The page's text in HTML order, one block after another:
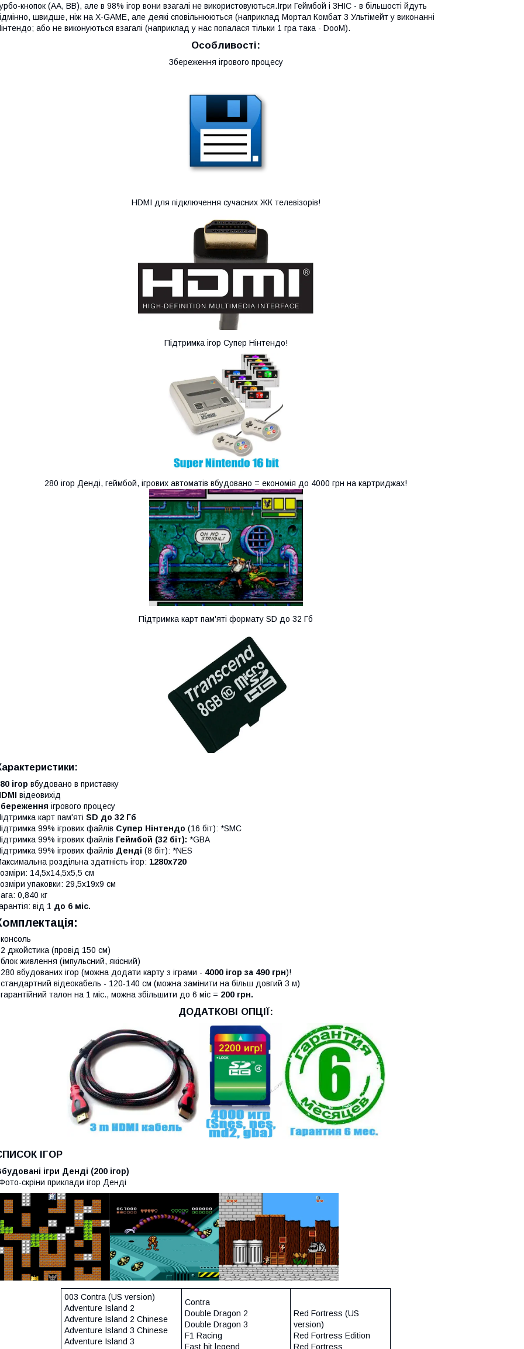
кнопок (АА, ВВ), але в 98% ігор вони взагалі не використовуються.Ігри Геймбой і ЗНІС - в більшості йдуть
швидше, ніж на X-GAME, але деякі сповільнюються (наприклад Мортал Комбат 3 Ультімейт у виконанні
або не виконуються взагалі (наприклад у нас попалася тільки 1 гра така - DooM).
Особливості:
Збереження ігрового процесу
HDMI для підключення сучасних ЖК телевізорів!
Підтримка ігор Супер Нінтендо!
280 ігор Денді, геймбой, ігрових автоматів вбудовано = економія до 4000 грн на картриджах!
Підтримка карт пам'яті формату SD до 32 Гб
ігор вбудовано в приставку
відеовихід
ігрового процесу
карт пам'яті SD до 32 Гб
99% ігрових файлів Супер Нінтендо (16 біт): *SMC
99% ігрових файлів Геймбой (32 біт): *GBA
99% ігрових файлів Денді (8 біт): *NES
роздільна здатність ігор: 1280х720
14,5х14,5х5,5 см
упаковки: 29,5х19х9 см
0,840 кг
від 1 до 6 міс.
джойстика (провід 150 см)
живлення (імпульсний, якісний)
вбудованих ігор (можна додати карту з іграми - 4000 ігор за 490 грн)!
відеокабель - 120-140 см (можна замінити на більш довгий 3 м)
талон на 1 міс., можна збільшити до 6 міс = 200 грн.
ДОДАТКОВІ ОПЦІЇ:
ІГОР
ігри Денді (200 ігор)
скріни приклади ігор Денді
003 Contra (US version)
Adventure Island 2
Adventure Island 2 Chinese
Adventure Island 3 Chinese
Adventure Island 3
Contra
Double Dragon 2
Double Dragon 3
F1 Racing
Fast hit legend
Red Fortress (US
version)
Red Fortress Edition
Red Fortress